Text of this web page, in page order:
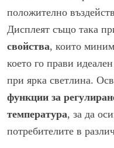
положително
Дисплеят също така
свойства, които
което го прави
при ярка светлина.
функции за
температура, за да
потребителите в